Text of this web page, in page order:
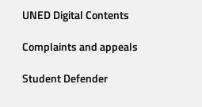
UNED Digital Contents
Complaints and appeals
Student Defender